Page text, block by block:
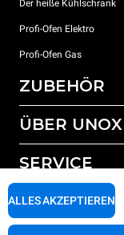
Der heiße Kühlschrank
Profi-Ofen Elektro
Profi-Ofen Gas
ZUBEHÖR
Gesamtes Zubehör
Wasseraufbereitung mit
Wasseraufbereitung
ÜBER UNOX
Unsere Standorte
SERVICE
Unox garantie
Händler Suche
ALLES AKZEPTIEREN